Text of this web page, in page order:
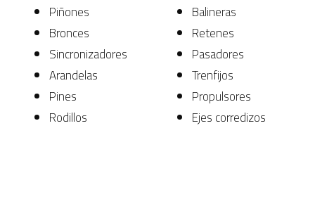
Piñones
Bronces
Sincronizadores
Arandelas
Pines
Rodillos
Balineras
Retenes
Pasadores
Trenfijos
Propulsores
Ejes corredizos